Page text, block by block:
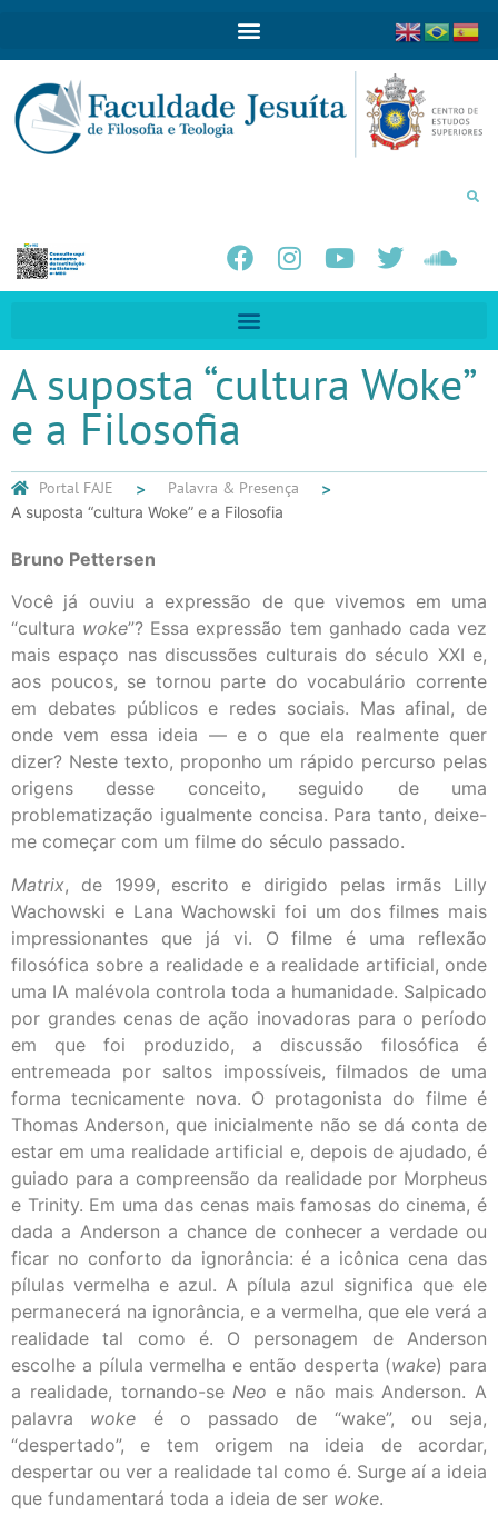
A suposta “cultura Woke”
e a Filosofia
Portal FAJE Palavra & Presença
A suposta “cultura Woke” e a Filosofia
Bruno Pettersen
Você já ouviu a expressão de que vivemos em uma
“cultura woke”? Essa expressão tem ganhado cada vez
mais espaço nas discussões culturais do século XXI e,
aos poucos, se tornou parte do vocabulário corrente
em debates públicos e redes sociais. Mas afinal, de
onde vem essa ideia — e o que ela realmente quer
dizer? Neste texto, proponho um rápido percurso pelas
origens desse conceito, seguido de uma
problematização igualmente concisa. Para tanto, deixe-
me começar com um filme do século passado.
Matrix, de 1999, escrito e dirigido pelas irmãs Lilly
Wachowski e Lana Wachowski foi um dos filmes mais
impressionantes que já vi. O filme é uma reflexão
filosófica sobre a realidade e a realidade artificial, onde
uma IA malévola controla toda a humanidade. Salpicado
por grandes cenas de ação inovadoras para o período
em que foi produzido, a discussão filosófica é
entremeada por saltos impossíveis, filmados de uma
forma tecnicamente nova. O protagonista do filme é
Thomas Anderson, que inicialmente não se dá conta de
estar em uma realidade artificial e, depois de ajudado, é
guiado para a compreensão da realidade por Morpheus
e Trinity. Em uma das cenas mais famosas do cinema, é
dada a Anderson a chance de conhecer a verdade ou
ficar no conforto da ignorância: é a icônica cena das
pílulas vermelha e azul. A pílula azul significa que ele
permanecerá na ignorância, e a vermelha, que ele verá a
realidade tal como é. O personagem de Anderson
escolhe a pílula vermelha e então desperta (wake) para
a realidade, tornando-se Neo e não mais Anderson. A
palavra woke é o passado de “wake”, ou seja,
“despertado”, e tem origem na ideia de acordar,
despertar ou ver a realidade tal como é. Surge aí a ideia
que fundamentará toda a ideia de ser woke.